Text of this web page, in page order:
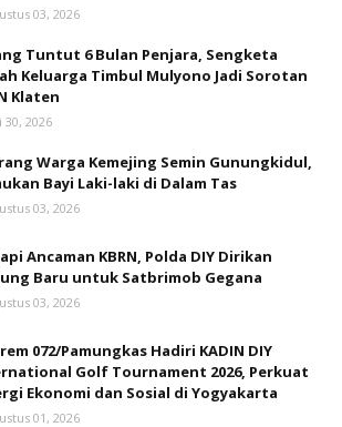
03, 2026
Tuntut 6 Bulan Penjara, Sengketa
Keluarga Timbul Mulyono Jadi Sorotan
Klaten
30, 2026
Warga Kemejing Semin Gunungkidul,
Bayi Laki-laki di Dalam Tas
03, 2026
Ancaman KBRN, Polda DIY Dirikan
Baru untuk Satbrimob Gegana
03, 2026
072/Pamungkas Hadiri KADIN DIY
Golf Tournament 2026, Perkuat
Ekonomi dan Sosial di Yogyakarta
01, 2026